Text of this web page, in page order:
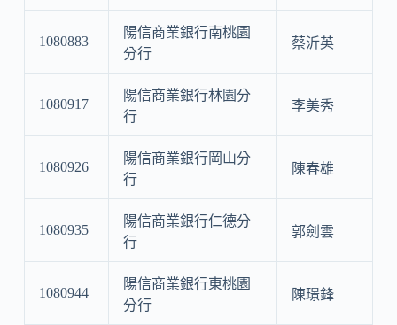
1080883
陽信商業銀行南桃園
分行
蔡沂英
1080917
陽信商業銀行林園分
行
李美秀
1080926
陽信商業銀行岡山分
行
陳春雄
1080935
陽信商業銀行仁德分
行
郭劍雲
1080944
陽信商業銀行東桃園
分行
陳璟鋒